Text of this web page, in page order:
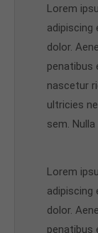
Lorem
adipiscing
dolor.
penatibus
nascetur
ultricies
sem.
Lorem
adipiscing
dolor.
penatibus